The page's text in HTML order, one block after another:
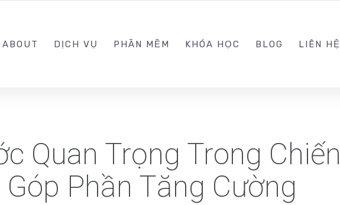
ABOUT DỊCH VỤ PHẦN MỀM KHÓA HỌC BLOG LIÊN HỆ
Quan Trọng Trong Chiến
Phần Tăng Cường